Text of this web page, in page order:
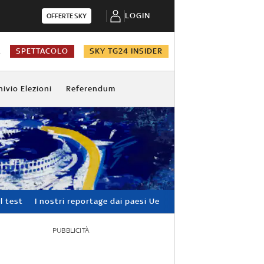
OFFERTE SKY LOGIN
SPETTACOLO SKY TG24 INSIDER
Elezioni Referendum
test I nostri reportage dai paesi Ue
PUBBLICITÀ